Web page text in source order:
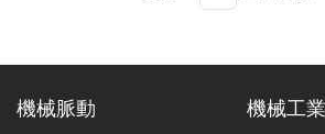
機械脈動 機械工